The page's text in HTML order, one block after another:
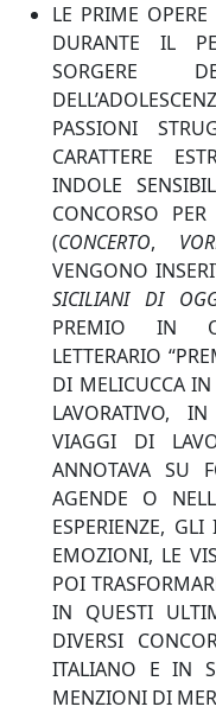
LE PRIME
DURANTE IL
SORGERE
PASSIONI
CARATTERE
INDOLE
CONCORSO
(CONCERTO,
VENGONO
SICILIANI DI
PREMIO IN
LETTERARIO
DI MELICUCCA
LAVORATIVO,
VIAGGI DI
ANNOTAVA SU
AGENDE O
ESPERIENZE,
EMOZIONI, LE
POI
IN QUESTI
DIVERSI
ITALIANO E IN
MENZIONI DI